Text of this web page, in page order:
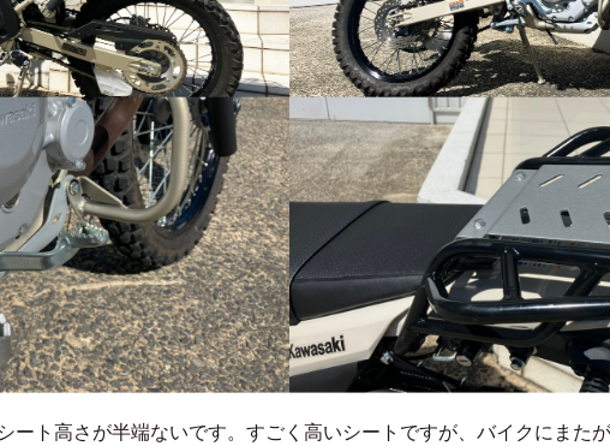
ート高さが半端ないです。すごく高いシートですが、バイクにまた